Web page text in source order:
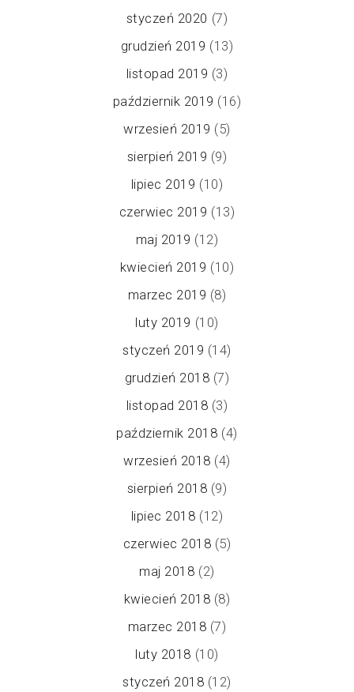
styczeń 2020 (7)
grudzień 2019 (13)
listopad 2019 (3)
październik 2019 (16)
wrzesień 2019 (5)
sierpień 2019 (9)
lipiec 2019 (10)
czerwiec 2019 (13)
maj 2019 (12)
kwiecień 2019 (10)
marzec 2019 (8)
luty 2019 (10)
styczeń 2019 (14)
grudzień 2018 (7)
listopad 2018 (3)
październik 2018 (4)
wrzesień 2018 (4)
sierpień 2018 (9)
lipiec 2018 (12)
czerwiec 2018 (5)
maj 2018 (2)
kwiecień 2018 (8)
marzec 2018 (7)
luty 2018 (10)
styczeń 2018 (12)